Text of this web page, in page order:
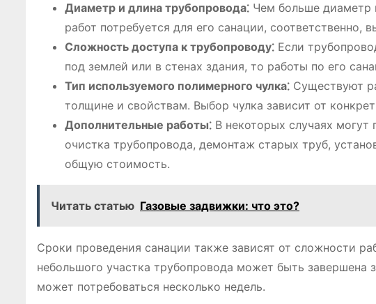
Диаметр и длина трубопровода⁚ Чем больше диаметр
работ потребуется для его санации, соответственно,
Сложность доступа к трубопроводу⁚ Если
под землей или в стенах здания, то работы по его
Тип используемого полимерного чулка⁚ Существуют
толщине и свойствам. Выбор чулка зависит от
Дополнительные работы⁚ В некоторых случаях могут
очистка трубопровода, демонтаж старых труб,
общую стоимость.
Читать статью Газовые задвижки: что это?
Сроки проведения санации также зависят от сложности
небольшого участка трубопровода может быть завершена
может потребоваться несколько недель.